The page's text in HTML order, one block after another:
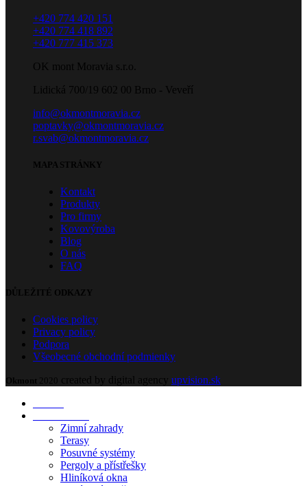
+420 774 420 151
+420 774 418 892
+420 777 415 373
OK mont Moravia s.r.o.
Lidická 700/19 602 00 Brno - Veveří
info@okmontmoravia.cz
poptavky@okmontmoravia.cz
r.svab@okmontmoravia.cz
MAPA STRÁNKY
Kontakt
Produkty
Pro firmy
Kovovýroba
Blog
O nás
FAQ
DŮLEŽITÉ ODKAZY
Cookies policy
Privacy policy
Podpora
Všeobecné obchodní podmienky
Okmont 2020 created by digital agency upvision.sk
Zimní zahrady
Terasy
Posuvné systémy
Pergoly a přístřešky
Hliníková okna